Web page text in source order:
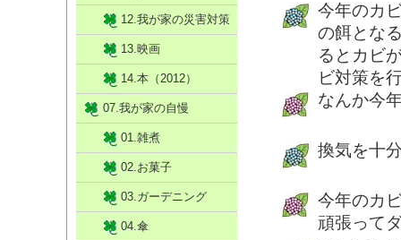
今年のカ
の餌とな
るとカビ
ビ対策を
なんか今
換気を十
今年のカ
頑張って
12.我が家の災害対策
13.映画
14.本（2012）
07.我が家の自慢
01.雑煮
02.お菓子
03.ガーデニング
04.傘